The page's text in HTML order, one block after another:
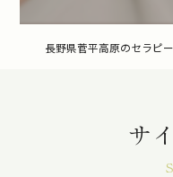
長野県菅平高原のセラピ
サ